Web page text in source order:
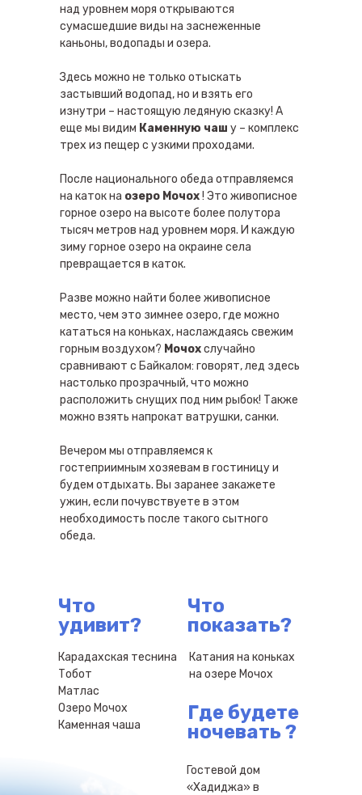
над уровнем моря открываются
сумасшедшие виды на заснеженные
каньоны, водопады и озера.
Здесь можно не только отыскать
застывший водопад, но и взять его
изнутри – настоящую ледяную сказку! А
еще мы видим Каменную чаш у – комплекс
трех из пещер с узкими проходами.
После национального обеда отправляемся
на каток на озеро Мочох! Это живописное
горное озеро на высоте более полутора
тысяч метров над уровнем моря. И каждую
зиму горное озеро на окраине села
превращается в каток.
Разве можно найти более живописное
место, чем это зимнее озеро, где можно
кататься на коньках, наслаждаясь свежим
горным воздухом? Мочохслучайно
сравнивают с Байкалом: говорят, лед здесь
настолько прозрачный, что можно
расположить снущих под ним рыбок! Также
можно взять напрокат ватрушки, санки.
Вечером мы отправляемся к
гостеприимным хозяевам в гостиницу и
будем отдыхать. Вы заранее закажете
ужин, если почувствуете в этом
необходимость после такого сытного
обеда.
Что
показать?
Карадахская теснина
Тобот
Матлас
Озеро Мочох
Каменная чаша
Что
удивит?
Где будете
ночевать?
Катания на коньках
на озере Мочох
Гостевой дом
«Хадиджа» в